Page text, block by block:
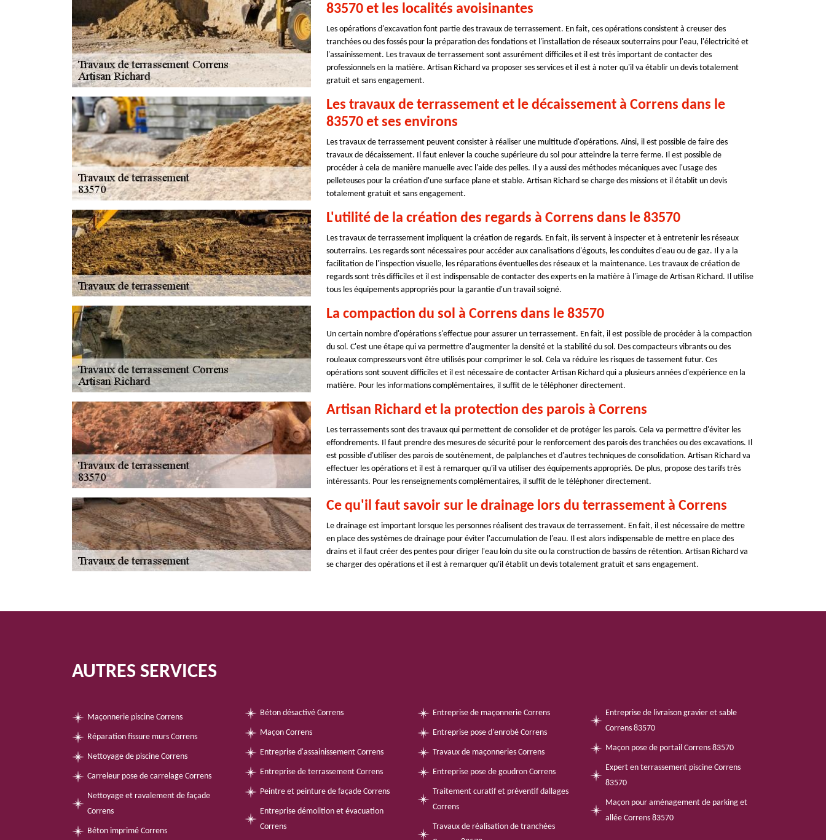
83570 et les localités avoisinantes
Les opérations d'excavation font partie des travaux de terrassement. En fait, ces opérations consistent à creuser des
tranchées ou des fossés pour la préparation des fondations et l'installation de réseaux souterrains pour l'eau, l'électricité et
l'assainissement. Les travaux de terrassement sont assurément difficiles et il est très important de contacter des
professionnels en la matière. Artisan Richard va proposer ses services et il est à noter qu'il va établir un devis totalement
gratuit et sans engagement.
Les travaux de terrassement et le décaissement à Correns dans le
83570 et ses environs
Les travaux de terrassement peuvent consister à réaliser une multitude d'opérations. Ainsi, il est possible de faire des
travaux de décaissement. Il faut enlever la couche supérieure du sol pour atteindre la terre ferme. Il est possible de
procéder à cela de manière manuelle avec l'aide des pelles. Il y a aussi des méthodes mécaniques avec l'usage des
pelleteuses pour la création d'une surface plane et stable. Artisan Richard se charge des missions et il établit un devis
totalement gratuit et sans engagement.
L'utilité de la création des regards à Correns dans le 83570
Les travaux de terrassement impliquent la création de regards. En fait, ils servent à inspecter et à entretenir les réseaux
souterrains. Les regards sont nécessaires pour accéder aux canalisations d'égouts, les conduites d'eau ou de gaz. Il y a la
facilitation de l'inspection visuelle, les réparations éventuelles des réseaux et la maintenance. Les travaux de création de
regards sont très difficiles et il est indispensable de contacter des experts en la matière à l'image de Artisan Richard. Il utilise
tous les équipements appropriés pour la garantie d'un travail soigné.
La compaction du sol à Correns dans le 83570
Un certain nombre d'opérations s'effectue pour assurer un terrassement. En fait, il est possible de procéder à la compaction
du sol. C'est une étape qui va permettre d'augmenter la densité et la stabilité du sol. Des compacteurs vibrants ou des
rouleaux compresseurs vont être utilisés pour comprimer le sol. Cela va réduire les risques de tassement futur. Ces
opérations sont souvent difficiles et il est nécessaire de contacter Artisan Richard qui a plusieurs années d'expérience en la
matière. Pour les informations complémentaires, il suffit de le téléphoner directement.
Artisan Richard et la protection des parois à Correns
Les terrassements sont des travaux qui permettent de consolider et de protéger les parois. Cela va permettre d'éviter les
effondrements. Il faut prendre des mesures de sécurité pour le renforcement des parois des tranchées ou des excavations. Il
est possible d'utiliser des parois de soutènement, de palplanches et d'autres techniques de consolidation. Artisan Richard va
effectuer les opérations et il est à remarquer qu'il va utiliser des équipements appropriés. De plus, propose des tarifs très
intéressants. Pour les renseignements complémentaires, il suffit de le téléphoner directement.
Ce qu'il faut savoir sur le drainage lors du terrassement à Correns
Le drainage est important lorsque les personnes réalisent des travaux de terrassement. En fait, il est nécessaire de mettre
en place des systèmes de drainage pour éviter l'accumulation de l'eau. Il est alors indispensable de mettre en place des
drains et il faut créer des pentes pour diriger l'eau loin du site ou la construction de bassins de rétention. Artisan Richard va
se charger des opérations et il est à remarquer qu'il établit un devis totalement gratuit et sans engagement.
AUTRES SERVICES
Maçonnerie piscine Correns
Réparation fissure murs Correns
Nettoyage de piscine Correns
Carreleur pose de carrelage Correns
Nettoyage et ravalement de façade
Correns
Béton imprimé Correns
Béton désactivé Correns
Maçon Correns
Entreprise d'assainissement Correns
Entreprise de terrassement Correns
Peintre et peinture de façade Correns
Entreprise démolition et évacuation
Correns
Entreprise de maçonnerie Correns
Entreprise pose d'enrobé Correns
Travaux de maçonneries Correns
Entreprise pose de goudron Correns
Traitement curatif et préventif dallages
Correns
Travaux de réalisation de tranchées
Entreprise de livraison gravier et sable
Correns 83570
Maçon pose de portail Correns 83570
Expert en terrassement piscine Correns
83570
Maçon pour aménagement de parking et
allée Correns 83570